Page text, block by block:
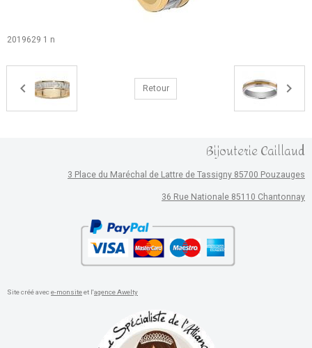
2019629 1 n
Retour
Bijouterie Caillaud
3 Place du Maréchal de Lattre de Tassigny 85700 Pouzauges
36 Rue Nationale 85110 Chantonnay
Site créé avece-monsiteet l'agence Awelty